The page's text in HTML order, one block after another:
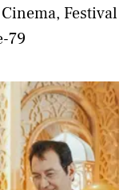
Festival
79